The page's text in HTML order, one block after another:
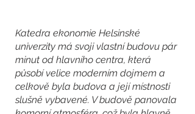
Katedra ekonomie Helsinské
univerzity má svoji vlastní budovu pár
minut od hlavního centra, která
působí velice moderním dojmem a
celkově byla budova a její místnosti
slušně vybavené. V budově panovala